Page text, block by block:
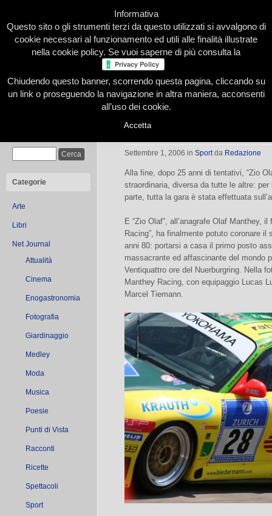
Home Presentazione Redazione Le nostre firme
Categorie
Arte
Libri
Net Journal
Attualità
Cinema
Enogastronomia
Fotografia
Giardinaggio
Medley
Moda
Musica
Poesie
Punti di Vista
Racconti
Ricette
Spettacoli
Sport
24h al Nuerburing
Settembre 1, 2006 in Sportda Redazione
Alla fine, dopo 25 anni di tentativi, “Zio
straordinaria, diversa da tutte le altre:
parte, tutta la gara è stata effettuata
E “Zio Olaf”, all’anagrafe Olaf Manthey,
Racing”, ha finalmente potuto coronare il
anni 80: portarsi a casa il primo posto
massacrante ed affascinante del mondo
Ventiquattro ore del Nuerburgring. Nella
Manthey Racing, con equipaggio Lucas
Marcel Tiemann.
Informativa
Questo sito o gli strumenti terzi da questo utilizzati si avvalgono di
cookie necessari al funzionamento ed utili alle finalità illustrate
nella cookie policy. Se vuoi saperne di più consulta la
Chiudendo questo banner, scorrendo questa pagina, cliccando su
un link o proseguendo la navigazione in altra maniera, acconsenti
all’uso dei cookie.
Accetta